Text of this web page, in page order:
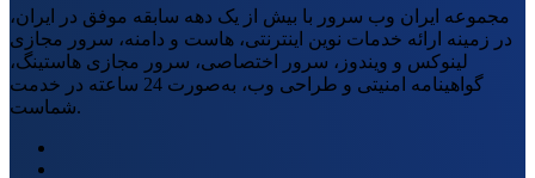
مجموعه ایران وب سرور با بیش از یک دهه سابقه موفق در ایران،
در زمینه ارائه خدمات نوین اینترنتی، هاست و دامنه، سرور مجازی
لینوکس و ویندوز، سرور اختصاصی، سرور مجازی هاستینگ،
گواهینامه امنیتی و طراحی وب، به‌صورت 24 ساعته در خدمت
شماست.